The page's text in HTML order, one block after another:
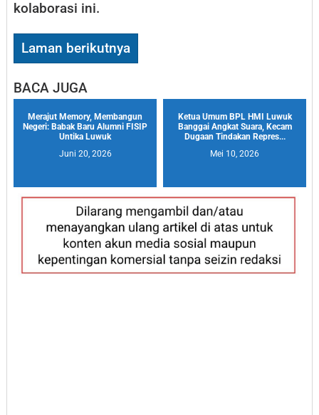
kolaborasi ini.
Laman berikutnya
BACA JUGA
Merajut Memory, Membangun
Negeri: Babak Baru Alumni FISIP
Untika Luwuk
Juni 20, 2026
Ketua Umum BPL HMI Luwuk
Banggai Angkat Suara, Kecam
Dugaan Tindakan Repres...
Mei 10, 2026